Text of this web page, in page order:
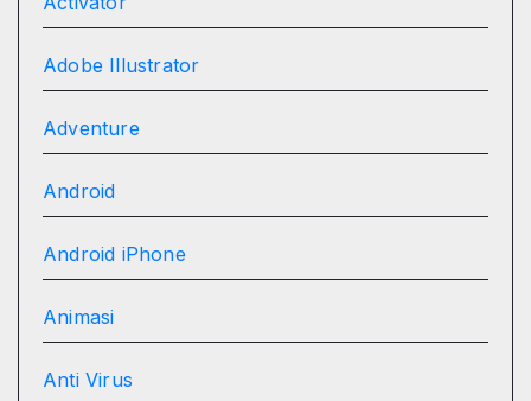
Adobe Illustrator
Adventure
Android
Android iPhone
Animasi
Anti Virus